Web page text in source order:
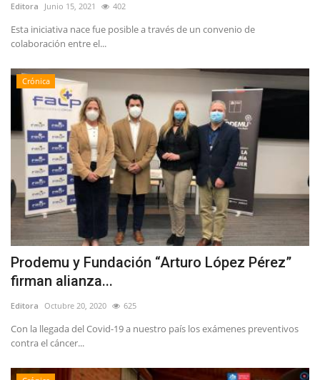
Editora Junio 15, 2021 402
Esta iniciativa nace fue posible a través de un convenio de
colaboración entre el...
Crónica
Prodemu y Fundación “Arturo López Pérez”
firman alianza...
Editora Octubre 20, 2020 625
Con la llegada del Covid-19 a nuestro país los exámenes preventivos
contra el cáncer...